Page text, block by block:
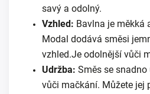
savý a odolný.
Vzhled: Bavlna je měkká
Modal dodává směsi
vzhled.Je odolnější vůči
Udržba: Směs se
vůči mačkání. Můžete jej